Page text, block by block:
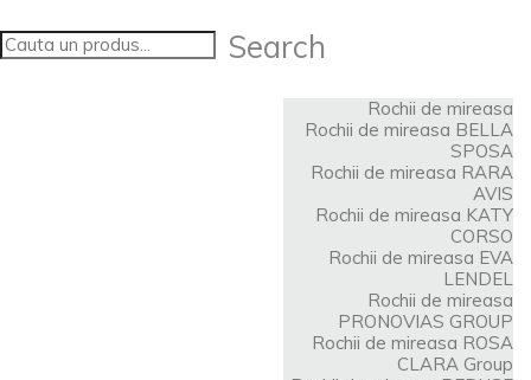
Search
Rochii de mireasa
Rochii de mireasa BELLA
SPOSA
Rochii de mireasa RARA
AVIS
Rochii de mireasa KATY
CORSO
Rochii de mireasa EVA
LENDEL
Rochii de mireasa
PRONOVIAS GROUP
Rochii de mireasa ROSA
CLARA Group